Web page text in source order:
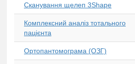
Сканування щелеп 3Shape
Комплексний аналіз тотального
пацієнта
Ортопантомограма (ОЗГ)